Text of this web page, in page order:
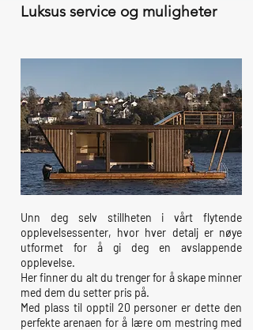
Luksus service og muligheter
Unn deg selv stillheten i vårt flytende
opplevelsessenter, hvor hver detalj er nøye
utformet for å gi deg en avslappende
opplevelse.
Her finner du alt du trenger for å skape minner
med dem du setter pris på.
Med plass til opptil 20 personer er dette den
perfekte arenaen for å lære om mestring med